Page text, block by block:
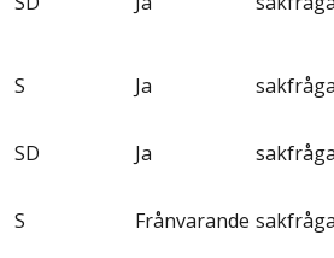
S Ja
SD Ja
S Frånvarande